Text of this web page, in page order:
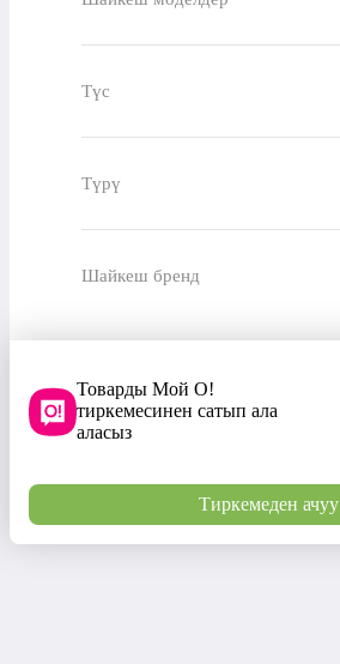
Түс
Түрү
Шайкеш бренд
Товарды Мой О!
тиркемесинен сатып ала
аласыз
Тиркемеден ачуу